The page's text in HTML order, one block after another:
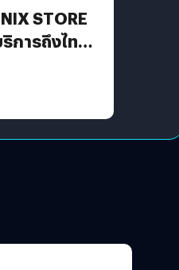
STORE
การถึงไทย